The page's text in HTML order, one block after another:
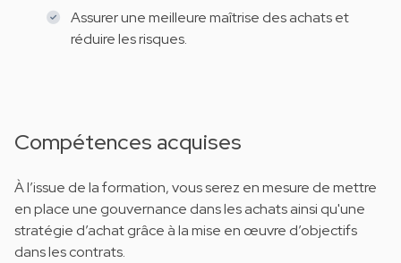
Assurer une meilleure maîtrise des achats et
réduire les risques.
Compétences acquises
À l’issue de la formation, vous serez en mesure de mettre
en place une gouvernance dans les achats ainsi qu'une
stratégie d’achat grâce à la mise en œuvre d’objectifs
dans les contrats.